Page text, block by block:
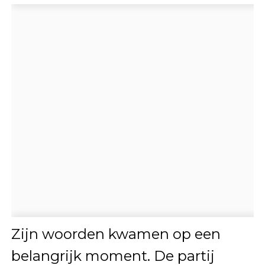
Zijn woorden kwamen op een
belangrijk moment. De partij